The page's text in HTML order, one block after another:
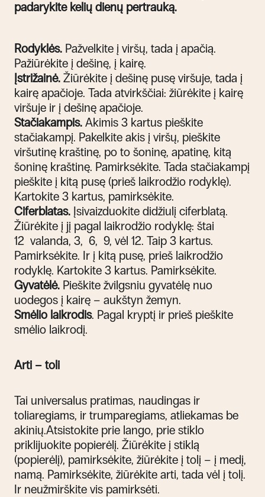
padarykite kelių dienų pertrauką.
Rodyklės. Pažvelkite į viršų, tada į apačią.
Pažiūrėkite į dešinę, į kairę.
Įstrižainė. Žiūrėkite į dešinę pusę viršuje, tada į
kairę apačioje. Tada atvirkščiai: žiūrėkite į kairę
viršuje ir į dešinę apačioje.
Stačiakampis. Akimis 3 kartus pieškite
stačiakampį. Pakelkite akis į viršų, pieškite
viršutinę kraštinę, po to šoninę, apatinę, kitą
šoninę kraštinę. Pamirksėkite. Tada stačiakampį
pieškite į kitą pusę (prieš laikrodžio rodyklę).
Kartokite 3 kartus, pamirksėkite.
Ciferblatas. Įsivaizduokite didžiulį ciferblatą.
Žiūrėkite į jį pagal laikrodžio rodyklę: štai
12 valanda, 3, 6, 9, vėl 12. Taip 3 kartus.
Pamirksėkite. Ir į kitą pusę, prieš laikrodžio
rodyklę. Kartokite 3 kartus. Pamirksėkite.
Gyvatėlė. Pieškite žvilgsniu gyvatėlę nuo
uodegos į kairę – aukštyn žemyn.
Smėlio laikrodis. Pagal kryptį ir prieš pieškite
smėlio laikrodį.
Arti – toli
Tai universalus pratimas, naudingas ir
toliaregiams, ir trumparegiams, atliekamas be
akinių.Atsistokite prie lango, prie stiklo
priklijuokite popierėlį. Žiūrėkite į stiklą
(popierėlį), pamirksėkite, žiūrėkite į tolį – į medį,
namą. Pamirksėkite, žiūrėkite arti, tada vėl į tolį.
Ir neužmirškite vis pamirksėti.